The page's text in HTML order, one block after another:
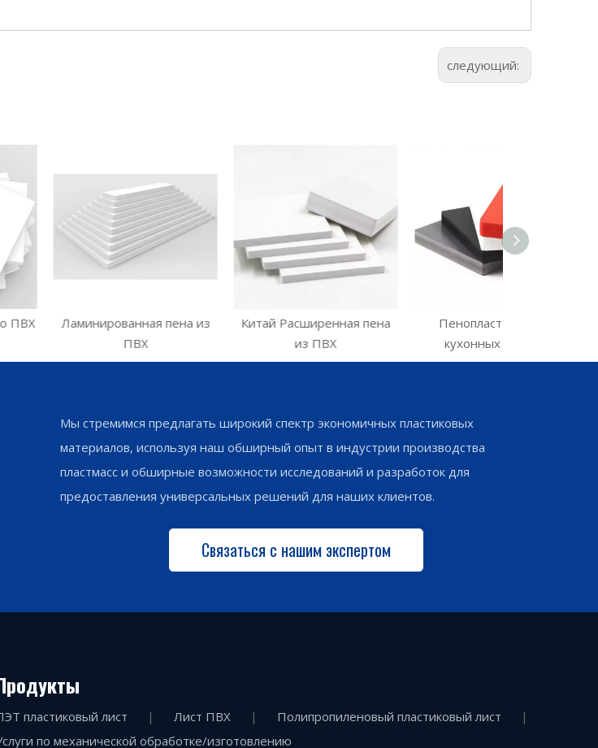
следующий:
пена из
Китай Расширенная пена
Пенопласт ПВХ для
кухонных шкафов
Мы стремимся предлагать широкий спектр экономичных пластиковых
материалов, используя наш обширный опыт в индустрии производства
пластмасс и обширные возможности исследований и разработок для
предоставления универсальных решений для наших клиентов.
Связаться с нашим экспертом
пластиковый лист | Лист ПВХ | Полипропиленовый пластиковый лист
|
по механической обработке/изготовлению